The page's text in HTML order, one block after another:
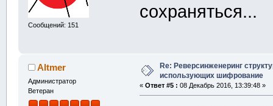
Сообщений: 151
сохраняться...
Altmer
Администратор
Ветеран
Re: Реверсинженеринг
использующих шифрование
«Ответ #5 : 08 Декабрь 2016, 13:39:48 »